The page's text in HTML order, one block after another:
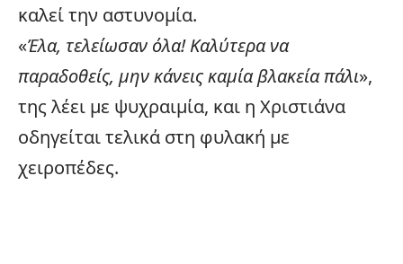
καλεί την αστυνομία.
«Έλα, τελείωσαν όλα! Καλύτερα να
παραδοθείς, μην κάνεις καμία βλακεία πάλι»,
της λέει με ψυχραιμία, και η Χριστιάνα
οδηγείται τελικά στη φυλακή με
χειροπέδες.